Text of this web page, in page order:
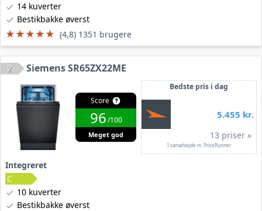
14 kuverter
Bestikbakke øverst
★★★★★
★★★★★ (4,8) 1351 brugere
2 Siemens SR65ZX22ME
Score
96/100
Meget god
Bedste pris i dag
5.455 kr.
13 priser »
I samarbejde m. PriceRunner
Integreret
10 kuverter
Bestikbakke øverst